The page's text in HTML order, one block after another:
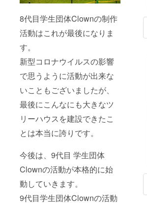
8代目学生団体Clownの制作
活動はこれが最後になりま
す。
新型コロナウイルスの影響
で思うように活動が出来な
いこともございましたが、
最後にこんなにも大きなツ
リーハウスを建設できたこ
とは本当に誇りです。
今後は、9代目 学生団体
Clownの活動が本格的に始
動していきます。
9代目学生団体Clownの活動